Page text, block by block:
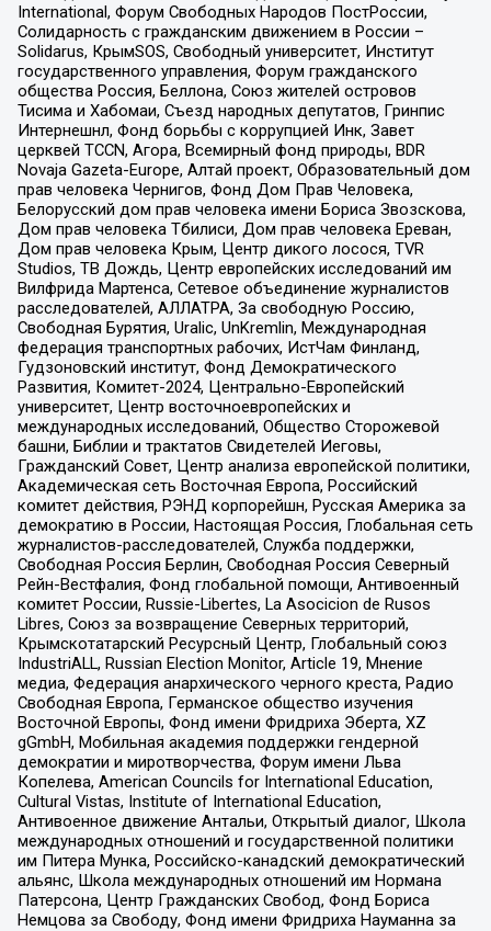
International, Форум Свободных Народов ПостРоссии,
Солидарность с гражданским движением в России –
Solidarus, КрымSOS, Свободный университет, Институт
государственного управления, Форум гражданского
общества Россия, Беллона, Союз жителей островов
Тисима и Хабомаи, Съезд народных депутатов, Гринпис
Интернешнл, Фонд борьбы с коррупцией Инк, Завет
церквей TCCN, Агора, Всемирный фонд природы, BDR
Novaja Gazeta-Europe, Алтай проект, Образовательный дом
прав человека Чернигов, Фонд Дом Прав Человека,
Белорусский дом прав человека имени Бориса Звозскова,
Дом прав человека Тбилиси, Дом прав человека Ереван,
Дом прав человека Крым, Центр дикого лосося, TVR
Studios, ТВ Дождь, Центр европейских исследований им
Вилфрида Мартенса, Сетевое объединение журналистов
расследователей, АЛЛАТРА, За свободную Россию,
Свободная Бурятия, Uralic, UnKremlin, Международная
федерация транспортных рабочих, ИстЧам Финланд,
Гудзоновский институт, Фонд Демократического
Развития, Комитет-2024, Центрально-Европейский
университет, Центр восточноевропейских и
международных исследований, Общество Сторожевой
башни, Библии и трактатов Свидетелей Иеговы,
Гражданский Совет, Центр анализа европейской политики,
Академическая сеть Восточная Европа, Российский
комитет действия, РЭНД корпорейшн, Русская Америка за
демократию в России, Настоящая Россия, Глобальная сеть
журналистов-расследователей, Служба поддержки,
Свободная Россия Берлин, Свободная Россия Северный
Рейн-Вестфалия, Фонд глобальной помощи, Антивоенный
комитет России, Russie-Libertes, La Asocicion de Rusos
Libres, Союз за возвращение Северных территорий,
Крымскотатарский Ресурсный Центр, Глобальный союз
IndustriALL, Russian Election Monitor, Article 19, Мнение
медиа, Федерация анархического черного креста, Радио
Свободная Европа, Германское общество изучения
Восточной Европы, Фонд имени Фридриха Эберта, XZ
gGmbH, Мобильная академия поддержки гендерной
демократии и миротворчества, Форум имени Льва
Копелева, American Councils for International Education,
Cultural Vistas, Institute of International Education,
Антивоенное движение Антальи, Открытый диалог, Школа
международных отношений и государственной политики
им Питера Мунка, Российско-канадский демократический
альянс, Школа международных отношений им Нормана
Патерсона, Центр Гражданских Свобод, Фонд Бориса
Немцова за Свободу, Фонд имени Фридриха Науманна за